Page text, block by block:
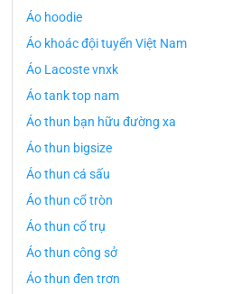
Áo hoodie
Áo khoác đội tuyển Việt Nam
Áo Lacoste vnxk
Áo tank top nam
Áo thun bạn hữu đường xa
Áo thun bigsize
Áo thun cá sấu
Áo thun cổ tròn
Áo thun cổ trụ
Áo thun công sở
Áo thun đen trơn